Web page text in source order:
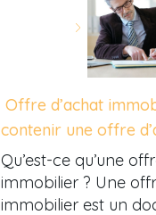
Offre d’achat
contenir une offre
Qu’est-ce qu’une
immobilier ? Une
immobilier est un